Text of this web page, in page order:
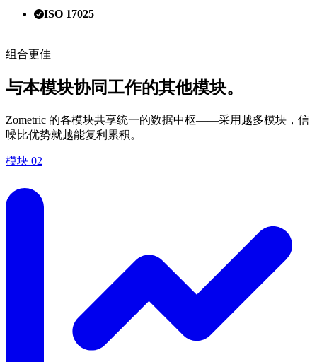
ISO 17025
组合更佳
与本模块协同工作的其他模块。
Zometric 的各模块共享统一的数据中枢——采用越多模块，信
噪比优势就越能复利累积。
模块 02